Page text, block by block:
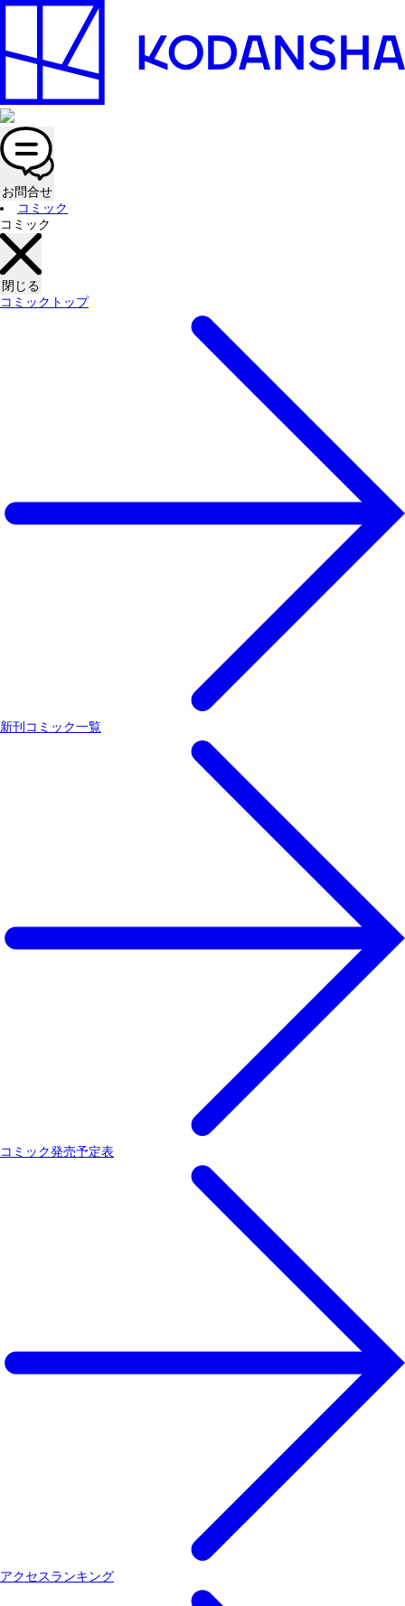
お問合せ
コミック
コミック
閉じる
コミックトップ
新刊コミック一覧
コミック発売予定表
アクセスランキング